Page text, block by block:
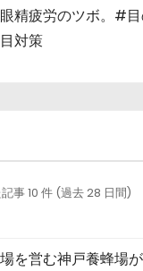
精疲労のツボ。#
対策
事 10 件 (過去 28 日間)
を営む神戸養蜂場